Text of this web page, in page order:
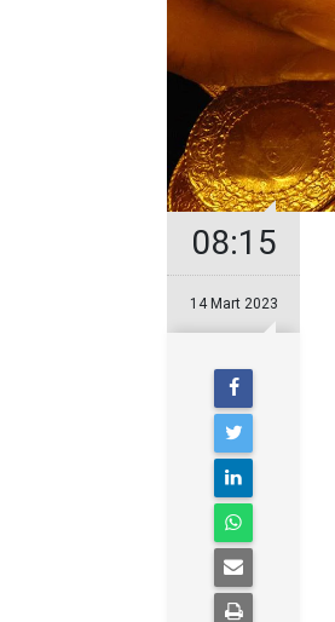
08:15
14 Mart 2023